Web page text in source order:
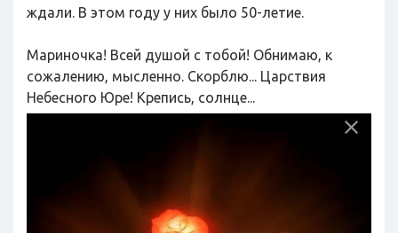
ждали. В этом году у них было 50-летие.
Мариночка! Всей душой с тобой! Обнимаю, к
сожалению, мысленно. Скорблю... Царствия
Небесного Юре! Крепись, солнце...